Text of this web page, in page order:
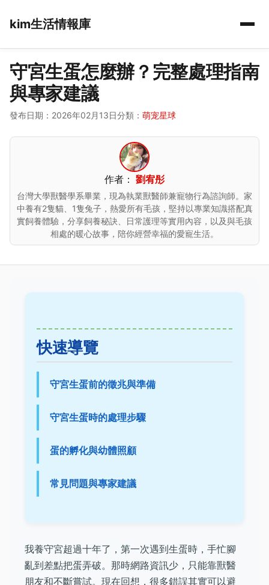
kim生活情報庫
守宮生蛋怎麼辦？完整處理指南
與專家建議
發布日期：2026年02月13日分類： 萌宠星球
作者： 劉宥彤
台灣大學獸醫學系畢業，現為執業獸醫師兼寵物行為諮詢師。家
中養有2隻貓、1隻兔子，熱愛所有毛孩，堅持以專業知識搭配真
實飼養體驗，分享飼養秘訣、日常護理等實用內容，以及與毛孩
相處的暖心故事，陪你經營幸福的愛寵生活。
快速導覽
守宮生蛋前的徵兆與準備
守宮生蛋時的處理步驟
蛋的孵化與幼體照顧
常見問題與專家建議
我養守宮超過十年了，第一次遇到生蛋時，手忙腳
亂到差點把蛋弄破。那時網路資訊少，只能靠獸醫
朋友和不斷嘗試。現在回想，很多錯誤其實可以避